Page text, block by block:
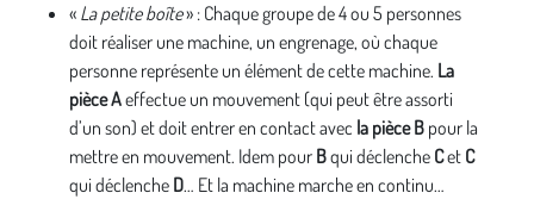
« La petite boîte» : Chaque groupe de 4 ou 5 personnes
doit réaliser une machine, un engrenage, où chaque
personne représente un élément de cette machine. La
pièce Aeffectue un mouvement (qui peut être assorti
d’un son) et doit entrer en contact avec la pièce B pour la
mettre en mouvement. Idem pour Bqui déclenche Cet C
qui déclenche D… Et la machine marche en continu…